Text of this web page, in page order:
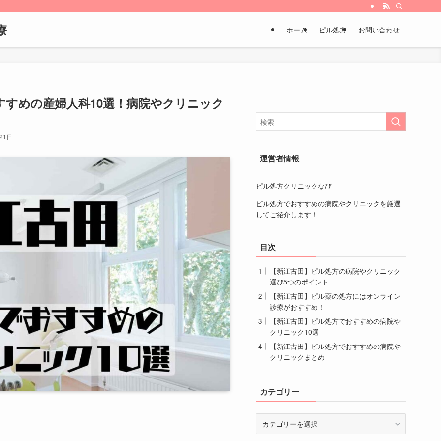
ホーム ピル処方 お問い合わせ
めの産婦人科10選！病院やクリニック
日
運営者情報
ピル処方クリニックなび
ピル処方でおすすめの病院やクリニックを厳選
してご紹介します！
目次
【新江古田】ピル処方の病院やクリニック
選び5つのポイント
【新江古田】ピル薬の処方にはオンライン
診療がおすすめ！
【新江古田】ピル処方でおすすめの病院や
クリニック10選
【新江古田】ピル処方でおすすめの病院や
クリニックまとめ
カテゴリー